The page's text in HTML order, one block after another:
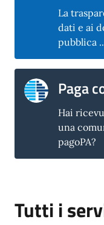
La
dati e ai
pubblica
Paga
Hai
una
pagoPA?
Tutti i